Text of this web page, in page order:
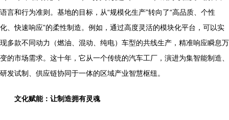
语言和行为准则。基地的目标，从“规模化生产”转向了“高品质、个性
化、快速响应”的柔性制造。例如，通过高度灵活的模块化平台，可以实
现多款不同动力（燃油、混动、纯电）车型的共线生产，精准响应瞬息万
变的市场需求。这十年，它从一个传统的汽车工厂，演进为集智能制造、
研发试制、供应链协同于一体的区域产业智慧枢纽。
文化赋能：让制造拥有灵魂